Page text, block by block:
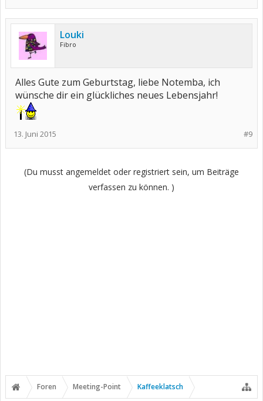
Louki
Fibro
Alles Gute zum Geburtstag, liebe Notemba, ich
wünsche dir ein glückliches neues Lebensjahr!
#9
13. Juni 2015
(Du musst angemeldet oder registriert sein, um Beiträge
verfassen zu können. )
Foren Meeting-Point Kaffeeklatsch